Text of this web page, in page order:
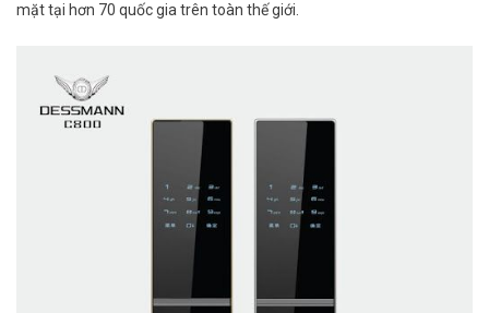
mặt tại hơn 70 quốc gia trên toàn thế giới.